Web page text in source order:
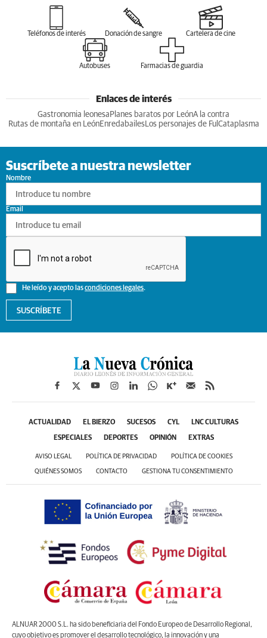
Teléfonos de interés Donación de sangre Cartelera de cine
Autobuses Farmacias de guardia
Enlaces de interés
Gastronomia leonesa Planes baratos por LeónA la contra
Rutas de montaña en LeónEnredabailesLos personajes de Ful Cataplasma
Suscríbete a nuestra newsletter
Nombre
He leído y acepto lascondiciones legales.
Email
SUSCRÍBETE
ACTUALIDAD EL BIERZO SUCESOS CYL LNC CULTURAS
ESPECIALES DEPORTES OPINIÓN EXTRAS
AVISO LEGAL POLÍTICA DE PRIVACIDAD POLÍTICA DE COOKIES
QUIÉNES SOMOS CONTACTO GESTIONA TU CONSENTIMIENTO
ALNUAR 2000 S.L. ha sido beneficiaria del Fondo Europeo de Desarrollo Regional,
cuyo objetivo es promover el desarrollo tecnológico, la innovación y una